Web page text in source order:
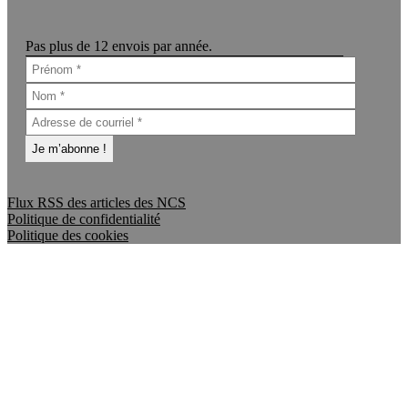
Pas plus de 12 envois par année.
Flux RSS des articles des NCS
Politique de confidentialité
Politique des cookies